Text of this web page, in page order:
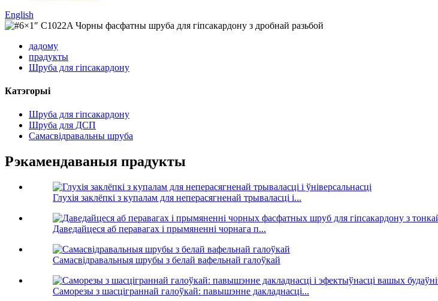
English
дадому
прадукты
Шруба для гіпсакардону
Катэгорыі
Шруба для гіпсакардону
Шруба для ДСП
Самасвідравальны шруба
Рэкамендаваныя прадукты
Глухія заклёпкі з купалам для неперасягненай трываласці і...
Даведайцеся аб перавагах і прымяненні чорнага п...
Самасвідравальныя шрубы з белай вафельнай галоўкай
Саморезы з шасціграннай галоўкай: павышэнне дакладнасці...